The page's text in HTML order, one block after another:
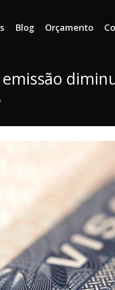
Blog Orçamento